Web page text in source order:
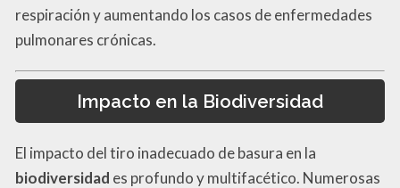
respiración y aumentando los casos de enfermedades
pulmonares crónicas.
Impacto en la Biodiversidad
El impacto del tiro inadecuado de basura en la
biodiversidad es profundo y multifacético. Numerosas